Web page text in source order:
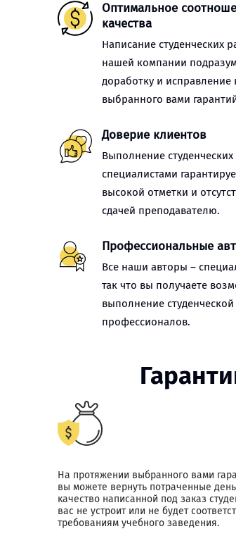
Оптимальное
качества
Написание студенческих
нашей компании
доработку и исправление
выбранного вами
Доверие клиентов
Выполнение
специалистами
высокой отметки и
сдачей преподавателю.
Профессиональные
Все наши авторы –
так что вы получаете
выполнение
профессионалов.
На протяжении выбранного вами
вы можете вернуть потраченные
качество написанной под заказ
вас не устроит или не будет
требованиям учебного заведения.